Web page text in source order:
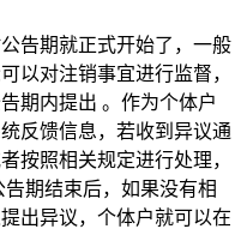
告期就正式开始了，一般
以对注销事宜进行监督，
期内提出 。作为个体户
反馈信息，若收到异议通
按照相关规定进行处理，
期结束后，如果没有相
出异议，个体户就可以在